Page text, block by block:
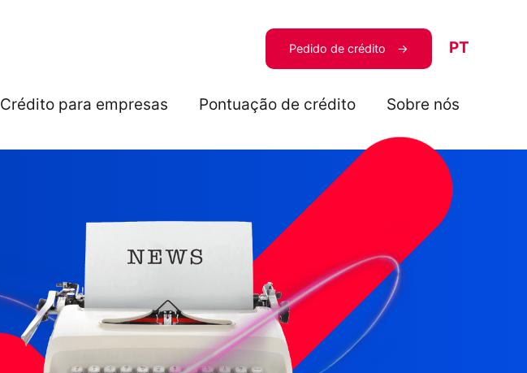
Pedido de crédito PT
Crédito para empresas Pontuação de crédito Sobre nós